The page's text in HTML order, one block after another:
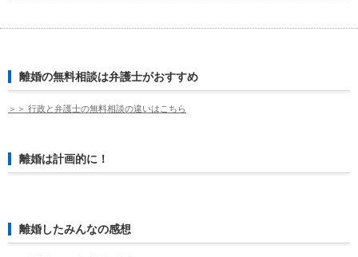
離婚の無料相談は弁護士がおすすめ
＞＞ 行政と弁護士の無料相談の違いはこちら
離婚は計画的に！
離婚したみんなの感想